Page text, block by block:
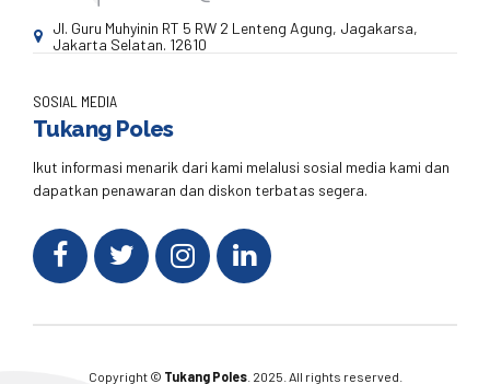
Jl. Guru Muhyinin RT 5 RW 2 Lenteng Agung, Jagakarsa,
Jakarta Selatan. 12610
SOSIAL MEDIA
Tukang Poles
Ikut informasi menarik dari kami melalusi sosial media kami dan
dapatkan penawaran dan diskon terbatas segera.
Copyright © Tukang Poles. 2025. All rights reserved.